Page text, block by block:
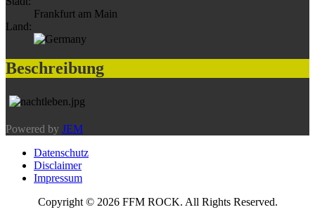
Frankfurt am Main
Land:
Beschreibung
Powered by JEM
Datenschutz
Disclaimer
Impressum
Copyright © 2026 FFM ROCK. All Rights Reserved.